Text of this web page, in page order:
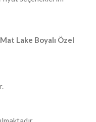
Lake Boyalı Özel